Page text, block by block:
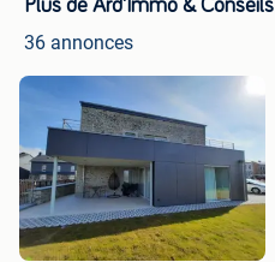
Plus de Ard'Immo & Conseils
36 annonces